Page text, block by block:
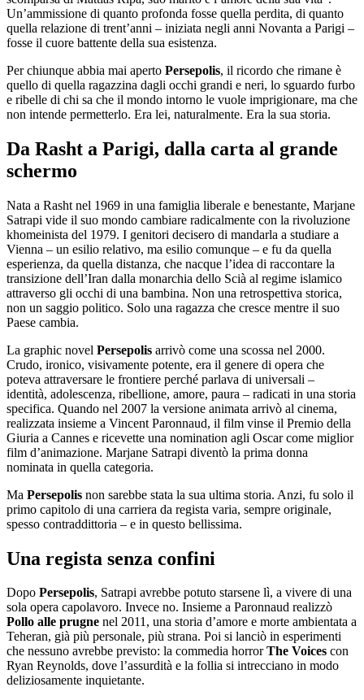
Un’ammissione di quanto profonda fosse quella perdita, di quanto
quella relazione di trent’anni – iniziata negli anni Novanta a Parigi –
fosse il cuore battente della sua esistenza.
Per chiunque abbia mai aperto Persepolis, il ricordo che rimane è
quello di quella ragazzina dagli occhi grandi e neri, lo sguardo furbo
e ribelle di chi sa che il mondo intorno le vuole imprigionare, ma che
non intende permetterlo. Era lei, naturalmente. Era la sua storia.
Da Rasht a Parigi, dalla carta al grande
schermo
Nata a Rasht nel 1969 in una famiglia liberale e benestante, Marjane
Satrapi vide il suo mondo cambiare radicalmente con la rivoluzione
khomeinista del 1979. I genitori decisero di mandarla a studiare a
Vienna – un esilio relativo, ma esilio comunque – e fu da quella
esperienza, da quella distanza, che nacque l’idea di raccontare la
transizione dell’Iran dalla monarchia dello Scià al regime islamico
attraverso gli occhi di una bambina. Non una retrospettiva storica,
non un saggio politico. Solo una ragazza che cresce mentre il suo
Paese cambia.
La graphic novel Persepolis arrivò come una scossa nel 2000.
Crudo, ironico, visivamente potente, era il genere di opera che
poteva attraversare le frontiere perché parlava di universali –
identità, adolescenza, ribellione, amore, paura – radicati in una storia
specifica. Quando nel 2007 la versione animata arrivò al cinema,
realizzata insieme a Vincent Paronnaud, il film vinse il Premio della
Giuria a Cannes e ricevette una nomination agli Oscar come miglior
film d’animazione. Marjane Satrapi diventò la prima donna
nominata in quella categoria.
Ma Persepolis non sarebbe stata la sua ultima storia. Anzi, fu solo il
primo capitolo di una carriera da regista varia, sempre originale,
spesso contraddittoria – e in questo bellissima.
Una regista senza confini
Dopo Persepolis, Satrapi avrebbe potuto starsene lì, a vivere di una
sola opera capolavoro. Invece no. Insieme a Paronnaud realizzò
Pollo alle prugne nel 2011, una storia d’amore e morte ambientata a
Teheran, già più personale, più strana. Poi si lanciò in esperimenti
che nessuno avrebbe previsto: la commedia horrorThe Voices con
Ryan Reynolds, dove l’assurdità e la follia si intrecciano in modo
deliziosamente inquietante.